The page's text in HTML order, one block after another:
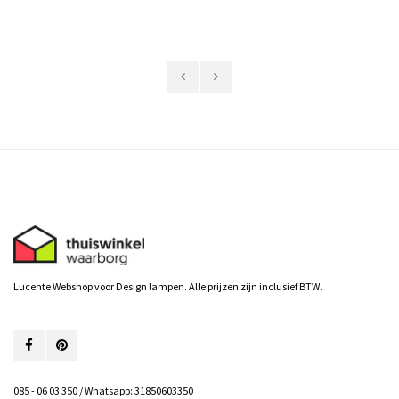
Lucente Webshop voor Design lampen. Alle prijzen zijn inclusief BTW.
085 - 06 03 350 / Whatsapp: 31850603350